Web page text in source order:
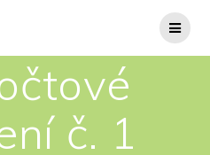
č. 1